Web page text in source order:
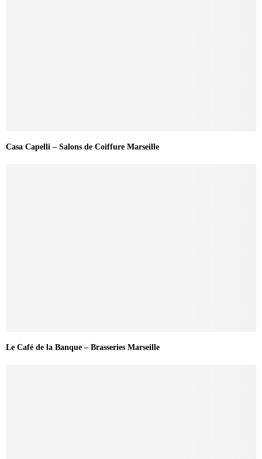
Casa Capelli – Salons de Coiffure Marseille
Le Café de la Banque – Brasseries Marseille